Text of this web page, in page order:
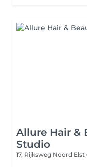
Allure Hair &
Studio
17, Rijksweg Noord Elst